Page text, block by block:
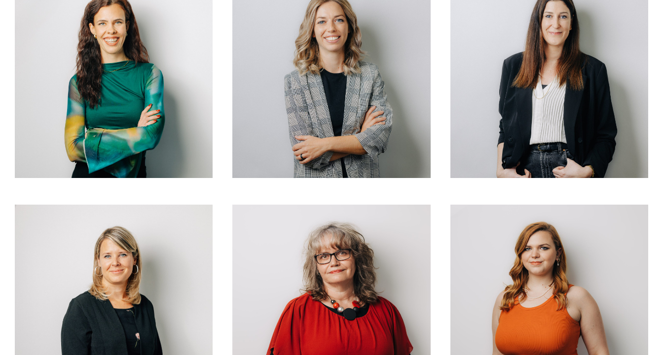
Janine Donauer
Regionalleiterin
Melanie Rolli
Coiffeuse EFZ
Filialleiterin
gerade Wochen Mo, Di, Do & Fr anwesend
ungerade Wochen Mo, Di & Fr anwesend
Coiffeuse mit eidg. Fachausweis
Prüfungsexpertin
Extensions-Spezialistin
I also speak English
Je parle aussi le français
gerade Wochen Di, Mi, Do & Fr anwesend
ungerade Wochen Di, Mi, Do, Fr & Sa anwesend
Andrea Stoll
Coiffeuse EFZ
Mo & Fr anwesend
ungerade Wochen Do anwesend
Marianne Binggeli
Coiffeuse EFZ
Di, Mi, Do, Fr & Sa anwesend
Katja Stübi
Coiffeuse mit eidg. Fachausweis
Berufsbildnerin
Make-up Artistin
Extensions-Spezialistin
I also speak English
Parlo anche italiano